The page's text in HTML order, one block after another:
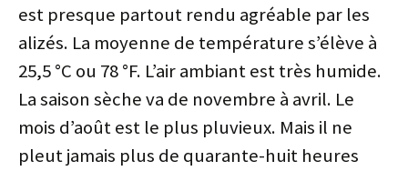
est presque partout rendu agréable par les
alizés. La moyenne de température s’élève à
25,5 °C ou 78 °F. L’air ambiant est très humide.
La saison sèche va de novembre à avril. Le
mois d’août est le plus pluvieux. Mais il ne
pleut jamais plus de quarante-huit heures